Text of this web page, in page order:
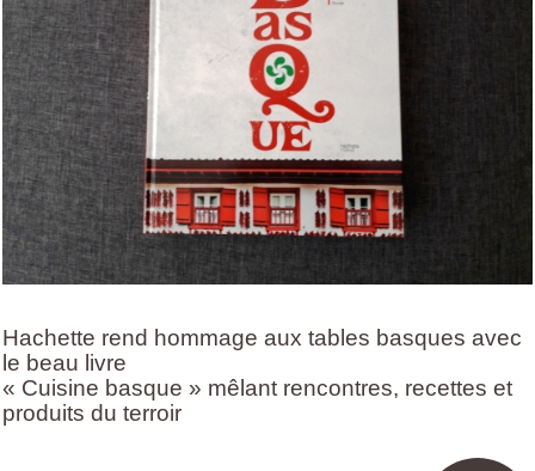
Hachette rend hommage aux tables basques avec
le beau livre
« Cuisine basque » mêlant rencontres, recettes et
produits du terroir